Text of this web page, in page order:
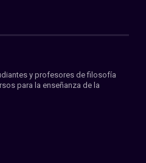
y profesores de filosofía
para la enseñanza de la